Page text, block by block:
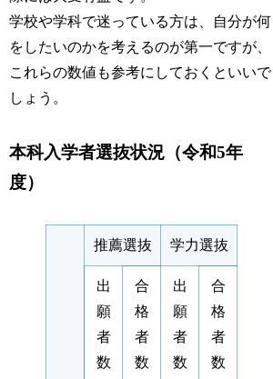
学校や学科で迷っている方は、自分が何
をしたいのかを考えるのが第一ですが、
これらの数値も参考にしておくといいで
しょう。
本科入学者選抜状況（令和5年
度）
推薦選抜 学力選抜
出
願
者
数
合
格
者
数
出
願
者
数
合
格
者
数